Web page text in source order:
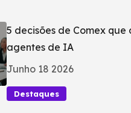
5 decisões de Comex
agentes de IA
Junho 18 2026
Destaques